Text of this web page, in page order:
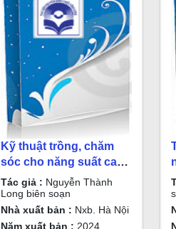
Kỹ thuật trồng, chăm
sóc cho năng suất cao -
Cà chua, cà tím, khoai
tây, ngô, đậu / Nguyễn
Thành Long biên soạn
Tác giả : Nguyễn Thành
Long biên soạn
Nhà xuất bản : Nxb. Hà Nội
Năm xuất bản : 2024